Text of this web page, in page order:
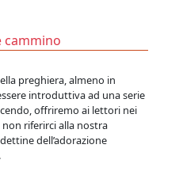
cammino
preghiera, almeno in
introduttiva ad una serie
offriremo ai lettori nei
riferirci alla nostra
dell’adorazione